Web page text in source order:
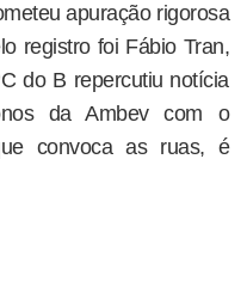
apuração rigorosa
registro foi Fábio Tran,
do B repercutiu notícia
da Ambev com o
convoca as ruas, é